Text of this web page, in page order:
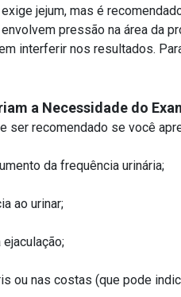
jejum, mas é
pressão na área da
interferir nos resultados.
a Necessidade do
ser recomendado se você
da frequência urinária;
ao urinar;
ejaculação;
ou nas costas (que pode